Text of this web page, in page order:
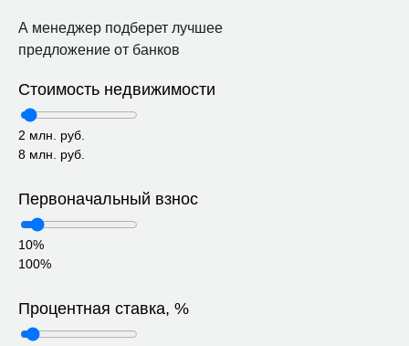
А менеджер подберет лучшее
предложение от банков
Стоимость недвижимости
2 млн. руб.
8 млн. руб.
Первоначальный взнос
10%
100%
Процентная ставка, %